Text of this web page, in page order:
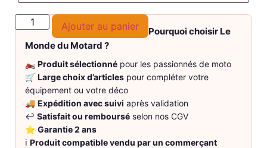
Ajouter au panier
Pourquoi choisir Le
Monde du Motard ?
🏍️ Produit sélectionné pour les passionnés de moto
🛒 Large choix d’articles pour compléter votre
équipement ou votre déco
🚚 Expédition avec suivi après validation
↩️ Satisfait ou remboursé selon nos CGV
⭐ Garantie 2 ans
ℹ️ Produit compatible vendu par un commerçant